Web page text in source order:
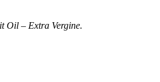
Oil – Extra Vergine.